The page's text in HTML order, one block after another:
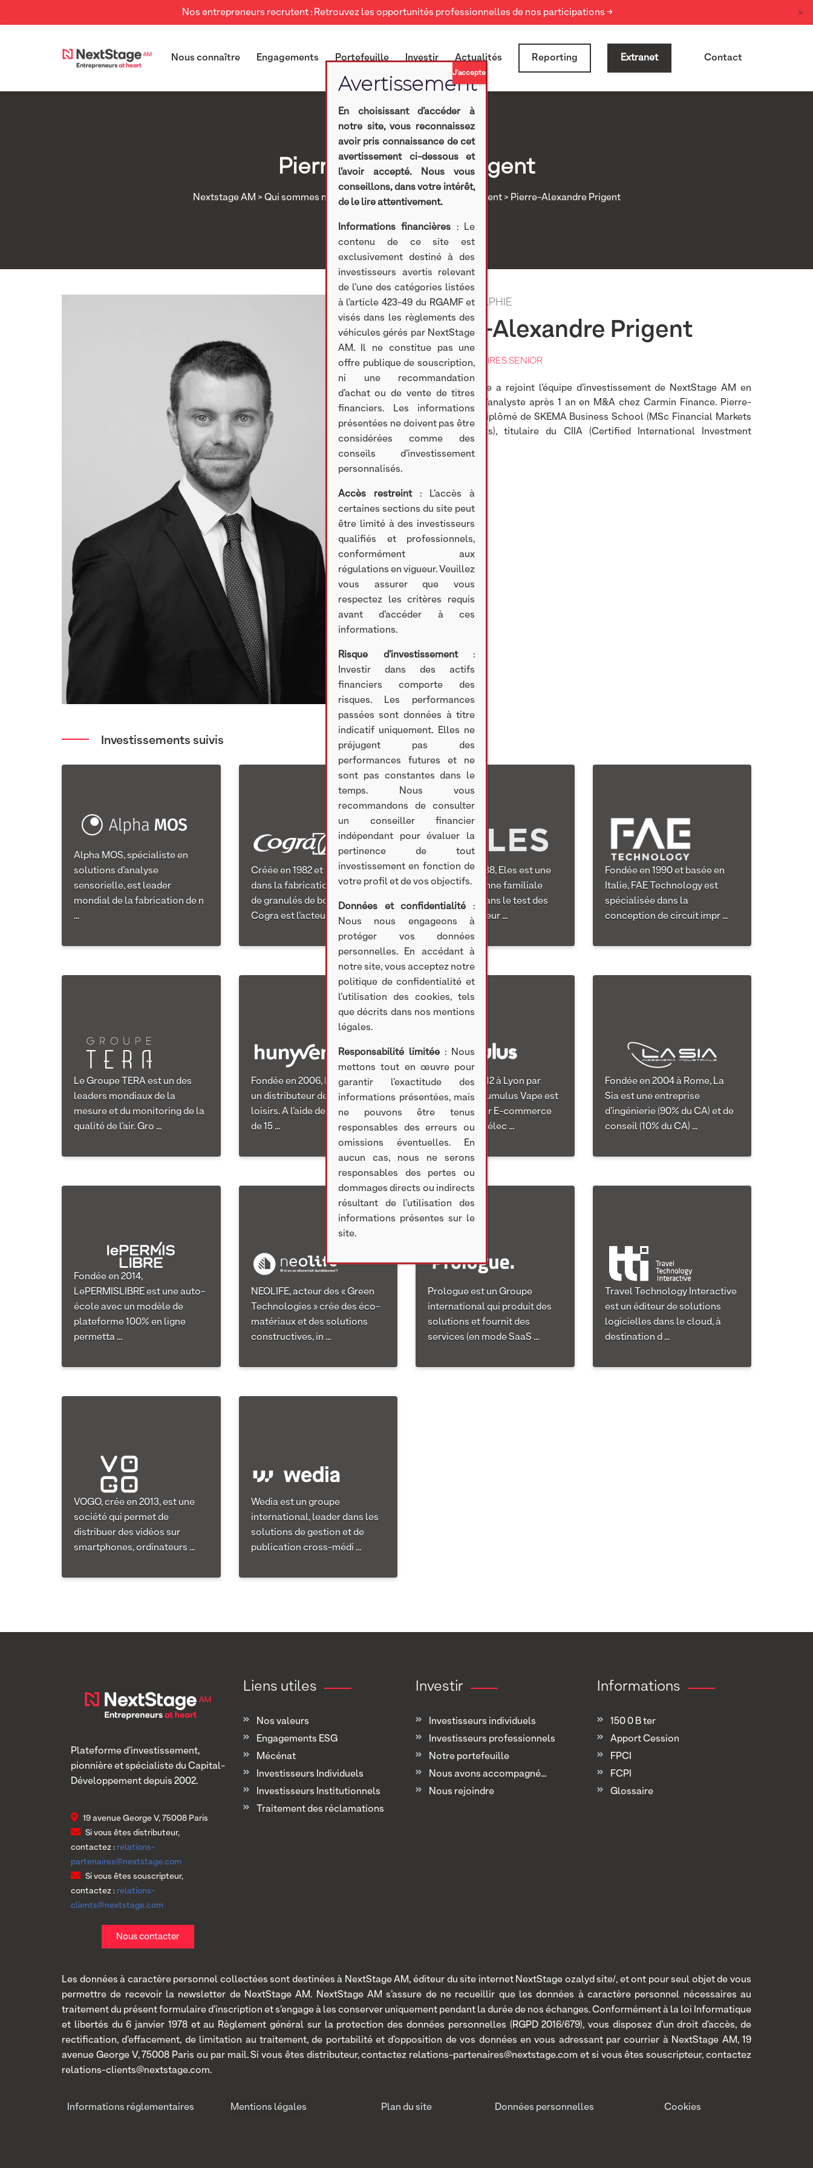
Nos entrepreneurs recrutent : Retrouvez les opportunités professionnelles de nos participations → ×
Nous connaître Engagements Portefeuille Investir Actualités Reporting Extranet Contact
Pierre-Alexandre Prigent
Nextstage AM > Qui sommes nous ? >Equipe>Equipe d'investissement> Pierre-Alexandre Prigent
BIOGRAPHIE
Pierre-Alexandre Prigent
CHARGÉ D'AFFAIRES SENIOR
Pierre-Alexandre a rejoint l’équipe d’investissement de NextStage AM en
2016 en tant qu’analyste après 1 an en M&A chez Carmin Finance. Pierre-
Alexandre est diplômé de SKEMA Business School (MSc Financial Markets
and Investments), titulaire du CIIA (Certified International Investment
Investissements suivis
Alpha MOS, spécialiste en
solutions d’analyse
sensorielle, est leader
mondial de la fabrication de n
...
Créée en 1982 et spécialisée
dans la fabrication
de granulés de bois, la société
Cogra est l’acteur ...
Fondée en 1988, Eles est une
société italienne familiale
spécialisée dans le test des
semiconducteur ...
Fondée en 1990 et basée en
Italie, FAE Technology est
spécialisée dans la
conception de circuit impr ...
Le Groupe TERA est un des
leaders mondiaux de la
mesure et du monitoring de la
qualité de l’air. Gro ...
Fondée en 2006, Hunyvers est
un distributeur de véhicules de
loisirs. A l’aide de la détention
de 15 ...
Fondée en 2012 à Lyon par
Rémi Baert, Kumulus Vape est
un distributeur E-commerce
de cigarettes élec ...
Fondée en 2004 à Rome, La
Sia est une entreprise
d’ingénierie (90% du CA) et de
conseil (10% du CA) ...
Fondée en 2014,
LePERMISLIBRE est une auto-
école avec un modèle de
plateforme 100% en ligne
permetta ...
NEOLIFE, acteur des « Green
Technologies » crée des éco-
matériaux et des solutions
constructives, in ...
Prologue est un Groupe
international qui produit des
solutions et fournit des
services (en mode SaaS ...
Travel Technology Interactive
est un éditeur de solutions
logicielles dans le cloud, à
destination d ...
VOGO, crée en 2013, est une
société qui permet de
distribuer des vidéos sur
smartphones, ordinateurs ...
Wedia est un groupe
international, leader dans les
solutions de gestion et de
publication cross-médi ...
Plateforme d’investissement,
pionnière et spécialiste du Capital-
Développement depuis 2002.
19 avenue George V, 75008 Paris
Si vous êtes distributeur,
contactez : relations-
partenaires@nextstage.com
Si vous êtes souscripteur,
contactez : relations-
clients@nextstage.com
Nous contacter
Liens utiles
Nos valeurs
Engagements ESG
Mécénat
Investisseurs Individuels
Investisseurs Institutionnels
Traitement des réclamations
Investir
Investisseurs individuels
Investisseurs professionnels
Notre portefeuille
Nous avons accompagné...
Nous rejoindre
Informations
150 0 B ter
Apport Cession
FPCI
FCPI
Glossaire
Les données à caractère personnel collectées sont destinées à NextStage AM, éditeur du site internet NextStage ozalyd site/, et ont pour seul objet de vous
permettre de recevoir la newsletter de NextStage AM. NextStage AM s’assure de ne recueillir que les données à caractère personnel nécessaires au
traitement du présent formulaire d’inscription et s’engage à les conserver uniquement pendant la durée de nos échanges. Conformément à la loi Informatique
et libertés du 6 janvier 1978 et au Règlement général sur la protection des données personnelles (RGPD 2016/679), vous disposez d’un droit d’accès, de
rectification, d’effacement, de limitation au traitement, de portabilité et d’opposition de vos données en vous adressant par courrier à NextStage AM, 19
avenue George V, 75008 Paris ou par mail. Si vous êtes distributeur, contactez relations-partenaires@nextstage.com et si vous êtes souscripteur, contactez
relations-clients@nextstage.com.
Informations réglementaires Mentions légales Plan du site Données personnelles Cookies
En choisissant d’accéder à
notre site, vous reconnaissez
avoir pris connaissance de cet
avertissement ci-dessous et
l’avoir accepté. Nous vous
conseillons, dans votre intérêt,
de le lire attentivement.
Informations financières : Le
contenu de ce site est
exclusivement destiné à des
investisseurs avertis relevant
de l’une des catégories listées
à l’article 423-49 du RGAMF et
visés dans les règlements des
véhicules gérés par NextStage
AM. Il ne constitue pas une
offre publique de souscription,
ni une recommandation
d’achat ou de vente de titres
financiers. Les informations
présentées ne doivent pas être
considérées comme des
conseils d’investissement
personnalisés.
Accès restreint: L’accès à
certaines sections du site peut
être limité à des investisseurs
qualifiés et professionnels,
conformément aux
régulations en vigueur. Veuillez
vous assurer que vous
respectez les critères requis
avant d’accéder à ces
informations.
Risque d’investissement:
Investir dans des actifs
financiers comporte des
risques. Les performances
passées sont données à titre
indicatif uniquement. Elles ne
préjugent pas des
performances futures et ne
sont pas constantes dans le
temps. Nous vous
recommandons de consulter
un conseiller financier
indépendant pour évaluer la
pertinence de tout
investissement en fonction de
votre profil et de vos objectifs.
Données et confidentialité :
Nous nous engageons à
protéger vos données
personnelles. En accédant à
notre site, vous acceptez notre
politique de confidentialité et
l’utilisation des cookies, tels
que décrits dans nos mentions
légales.
Responsabilité limitée: Nous
mettons tout en œuvre pour
garantir l’exactitude des
informations présentées, mais
ne pouvons être tenus
responsables des erreurs ou
omissions éventuelles. En
aucun cas, nous ne serons
responsables des pertes ou
dommages directs ou indirects
résultant de l’utilisation des
informations présentes sur le
site.